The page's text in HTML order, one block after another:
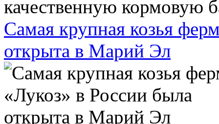
Самая крупная козья
открыта в Марий Эл